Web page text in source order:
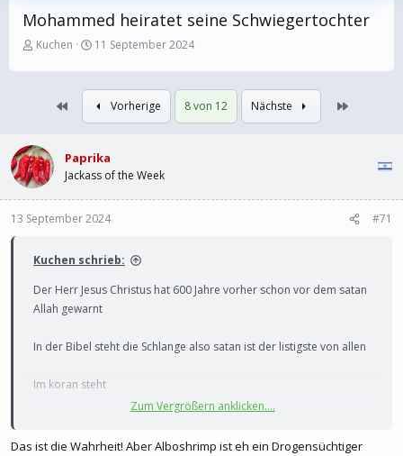
Mohammed heiratet seine Schwiegertochter
E
s
e
r
Kuchen
E
s
t
e
l
t
a
11 September 2024
Erste Vorherige 8 von 12 Nächste Letzte
Paprika
Jackass of the Week
13 September 2024 #71
Kuchen schrieb:
Der Herr Jesus Christus hat 600 Jahre vorher schon vor dem satan
Allah gewarnt
In der Bibel steht die Schlange also satan ist der listigste von allen
Im koran steht
Allah ist der beste Listenschmied.
Zum Vergrößern anklicken....
Das ist die Wahrheit! Aber Alboshrimp ist eh ein Drogensüchtiger